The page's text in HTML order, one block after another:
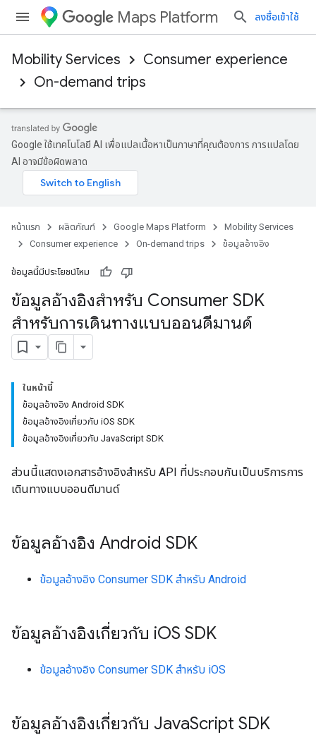
Maps Platform ลงชื่อเข้าใช้
Mobility Services
Consumer experience
On-demand trips
Google ใช้เทคโนโลยี AI เพื่อแปลเนื้อหาเป็นภาษาที่คุณต้องการ การแปลโดย
AI อาจมีข้อผิดพลาด
หน้าแรก ผลิตภัณฑ์ Google Maps Platform
Mobility Services
Consumer experience
On-demand trips ข้อมูลอ้างอิง
ข้อมูลนี้มีประโยชน์ไหม
ข้อมูลอ้างอิงสำหรับ Consumer SDK
สำหรับการเดินทางแบบออนดีมานด์
ในหน้านี้
ข้อมูลอ้างอิง Android SDK
ข้อมูลอ้างอิงเกี่ยวกับ iOS SDK
ข้อมูลอ้างอิงเกี่ยวกับ JavaScript SDK
ส่วนนี้แสดงเอกสารอ้างอิงสำหรับ API ที่ประกอบกันเป็นบริการการ
เดินทางแบบออนดีมานด์
ข้อมูลอ้างอิง Android SDK
ข้อมูลอ้างอิง Consumer SDK สําหรับ Android
ข้อมูลอ้างอิงเกี่ยวกับ iOS SDK
ข้อมูลอ้างอิง Consumer SDK สําหรับ iOS
ข้อมูลอ้างอิงเกี่ยวกับ JavaScript SDK